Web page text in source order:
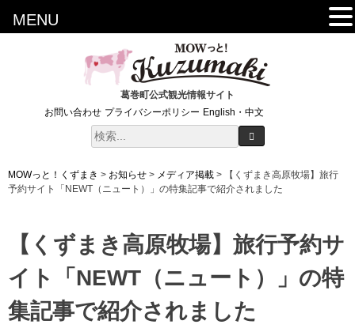
葛巻町公式観光情報サイト
お問い合わせ プライバシーポリシー English・中文
MOWっと！くずまき > お知らせ > メディア掲載 >
【くずまき高原牧場】旅行
予約サイト「NEWT（ニュート）」の特集記事で紹介されました
【くずまき高原牧場】旅行予約サ
イト「NEWT（ニュート）」の特
集記事で紹介されました
MENU